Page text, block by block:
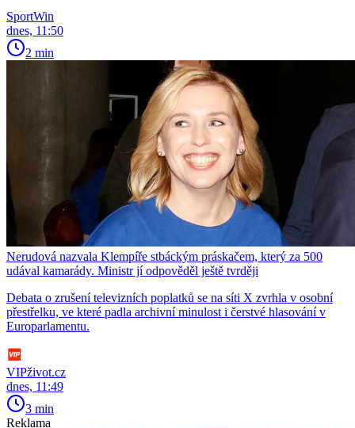
SportWin
dnes, 11:50
2 min
Nerudová nazvala Klempíře stbáckým práskačem, který za 500
udával kamarády. Ministr jí odpověděl ještě tvrději
Debata o zrušení televizních poplatků se na síti X zvrhla v osobní
přestřelku, ve které padla archivní minulost i čerstvé hlasování v
Europarlamentu.
VIPživot.cz
dnes, 11:49
3 min
Reklama